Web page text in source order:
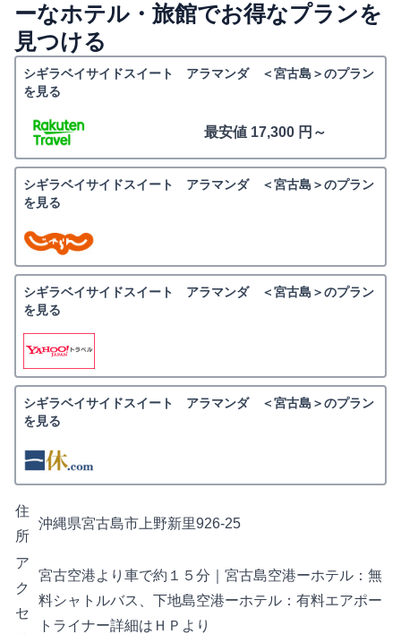
ーなホテル・旅館でお得なプランを
見つける
シギラベイサイドスイート アラマンダ ＜宮古島＞のプラン
を見る
最安値 17,300 円～
シギラベイサイドスイート アラマンダ ＜宮古島＞のプラン
を見る
シギラベイサイドスイート アラマンダ ＜宮古島＞のプラン
を見る
シギラベイサイドスイート アラマンダ ＜宮古島＞のプラン
を見る
住
所
沖縄県宮古島市上野新里926-25
ア
ク
セ
宮古空港より車で約１５分｜宮古島空港ーホテル：無
料シャトルバス、下地島空港ーホテル：有料エアポー
トライナー詳細はＨＰより